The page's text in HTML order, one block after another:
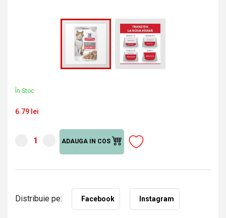
În Stoc
6.79 lei
ADAUGA IN COS
Distribuie pe: Facebook Instagram